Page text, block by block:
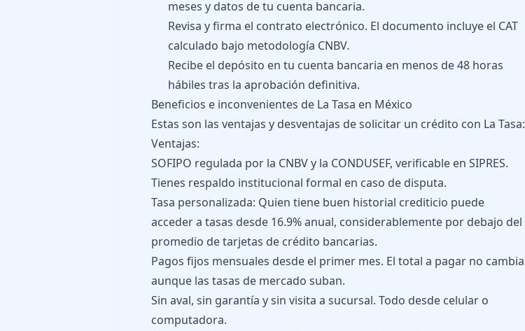
meses y datos de tu cuenta bancaria.
Revisa y firma el contrato electrónico. El documento incluye el CAT
calculado bajo metodología CNBV.
Recibe el depósito en tu cuenta bancaria en menos de 48 horas
hábiles tras la aprobación definitiva.
Beneficios e inconvenientes de La Tasa en México
Estas son las ventajas y desventajas de solicitar un crédito con La Tasa:
Ventajas:
SOFIPO regulada por la CNBV y la CONDUSEF, verificable en SIPRES.
Tienes respaldo institucional formal en caso de disputa.
Tasa personalizada: Quien tiene buen historial crediticio puede
acceder a tasas desde 16.9% anual, considerablemente por debajo del
promedio de tarjetas de crédito bancarias.
Pagos fijos mensuales desde el primer mes. El total a pagar no cambia
aunque las tasas de mercado suban.
Sin aval, sin garantía y sin visita a sucursal. Todo desde celular o
computadora.